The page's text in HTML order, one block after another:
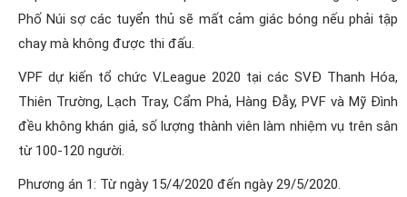
Phố Núi sợ các tuyển thủ sẽ mất cảm giác bóng nếu phải tập
chay mà không được thi đấu.
VPF dự kiến tổ chức V.League 2020 tại các SVĐ Thanh Hóa,
Thiên Trường, Lạch Tray, Cẩm Phả, Hàng Đẫy, PVF và Mỹ Đình
đều không khán giả, số lượng thành viên làm nhiệm vụ trên sân
từ 100-120 người.
Phương án 1: Từ ngày 15/4/2020 đến ngày 29/5/2020.